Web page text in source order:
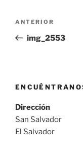
entradas
Entrada
anterior:
ANTERIOR
img_2553
Dirección
San Salvador
El Salvador